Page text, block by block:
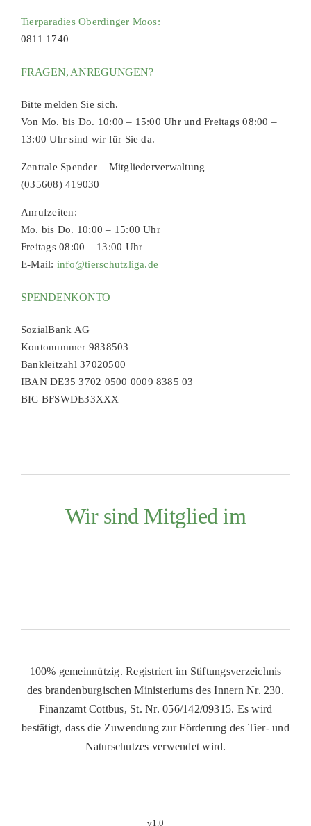
Tierparadies Oberdinger Moos:
0811 1740
FRAGEN, ANREGUNGEN?
Bitte melden Sie sich.
Von Mo. bis Do. 10:00 – 15:00 Uhr und Freitags 08:00 –
13:00 Uhr sind wir für Sie da.
Zentrale Spender – Mitgliederverwaltung
(035608) 419030
Anrufzeiten:
Mo. bis Do. 10:00 – 15:00 Uhr
Freitags 08:00 – 13:00 Uhr
E-Mail: info@tierschutzliga.de
SPENDENKONTO
SozialBank AG
Kontonummer 9838503
Bankleitzahl 37020500
IBAN DE35 3702 0500 0009 8385 03
BIC BFSWDE33XXX
Wir sind Mitglied im
100% gemeinnützig. Registriert im Stiftungsverzeichnis
des brandenburgischen Ministeriums des Innern Nr. 230.
Finanzamt Cottbus, St. Nr. 056/142/09315. Es wird
bestätigt, dass die Zuwendung zur Förderung des Tier- und
Naturschutzes verwendet wird.
v1.0